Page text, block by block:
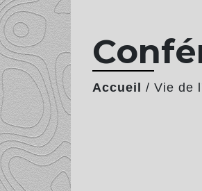
Accueil / Vie de